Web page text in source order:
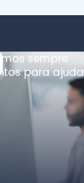
sempre
para